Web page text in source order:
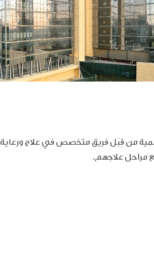
من قِبَل فريق متخصص في علاج ورعاية
مراحل علاجهم.